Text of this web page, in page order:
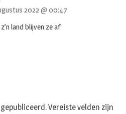
2022 @ 00:47
land blijven ze af
Vereiste velden zijn